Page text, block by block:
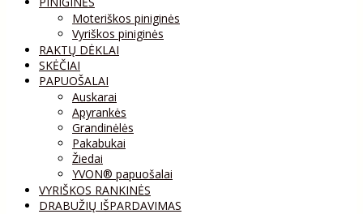
Moteriškos piniginės
Vyriškos piniginės
RAKTŲ DĖKLAI
SKĖČIAI
PAPUOŠALAI
Auskarai
Apyrankės
Grandinėlės
Pakabukai
Žiedai
YVON® papuošalai
VYRIŠKOS RANKINĖS
DRABUŽIŲ IŠPARDAVIMAS